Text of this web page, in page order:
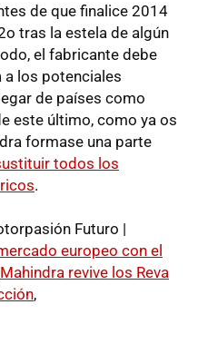
de que finalice 2014
tras la estela de algún
el fabricante debe
a los potenciales
de países como
este último, como ya os
formase una parte
todos los
.
Futuro |
europeo con el
Mahindra revive los Reva
,